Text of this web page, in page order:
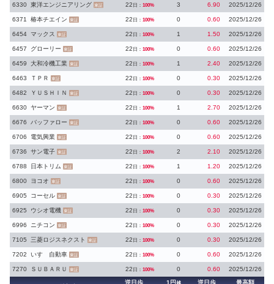
6330 東洋エンジニアリング 東証 22 日： 100% 3 6.90 2025/12/26
6371 椿本チエイン 東証 22 日： 100% 0 0.60 2025/12/26
6454 マックス 東証 22 日： 100% 1 1.50 2025/12/26
6457 グローリー 東証 22 日： 100% 0 0.60 2025/12/26
6459 大和冷機工業 東証 22 日： 100% 1 2.40 2025/12/26
6463 ＴＰＲ 東証 22 日： 100% 0 0.30 2025/12/26
6482 ＹＵＳＨＩＮ 東証 22 日： 100% 0 0.30 2025/12/26
6630 ヤーマン 東証 22 日： 100% 1 2.70 2025/12/26
6676 バッファロー 東証 22 日： 100% 0 0.60 2025/12/26
6706 電気興業 東証 22 日： 100% 0 0.60 2025/12/26
6736 サン電子 東証 22 日： 100% 2 2.10 2025/12/26
6788 日本トリム 東証 22 日： 100% 1 1.20 2025/12/26
6800 ヨコオ 東証 22 日： 100% 0 0.60 2025/12/26
6905 コーセル 東証 22 日： 100% 0 0.30 2025/12/26
6925 ウシオ電機 東証 22 日： 100% 0 0.30 2025/12/26
6996 ニチコン 東証 22 日： 100% 0 0.30 2025/12/26
7105 三菱ロジスネクスト 東証 22 日： 100% 0 0.30 2025/12/26
7202 いすゞ自動車 東証 22 日： 100% 0 0.60 2025/12/26
7270 ＳＵＢＡＲＵ 東証 22 日： 100% 0 0.60 2025/12/26
逆日歩 1円 逆日歩 最高額